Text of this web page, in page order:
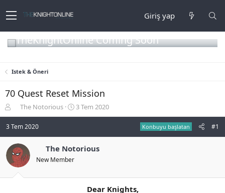
Giriş yap
TheKnightOnline Coming Soon
Istek & Öneri
70 Quest Reset Mission
o
n
u
y
u
b
a
The Notorious
B
a
n
ç
3 Tem 2020
3 Tem 2020 Konbuyu başlatan #1
The Notorious
New Member
Dear Knights,